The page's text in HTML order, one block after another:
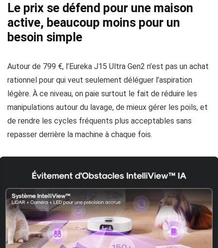
Le prix se défend pour une maison
active, beaucoup moins pour un
besoin simple
Autour de 799 €, l’Eureka J15 Ultra Gen2 n’est pas un achat
rationnel pour qui veut seulement déléguer l’aspiration
légère. À ce niveau, on paie surtout le fait de réduire les
manipulations autour du lavage, de mieux gérer les poils, et
de rendre les cycles fréquents plus acceptables sans
repasser derrière la machine à chaque fois.